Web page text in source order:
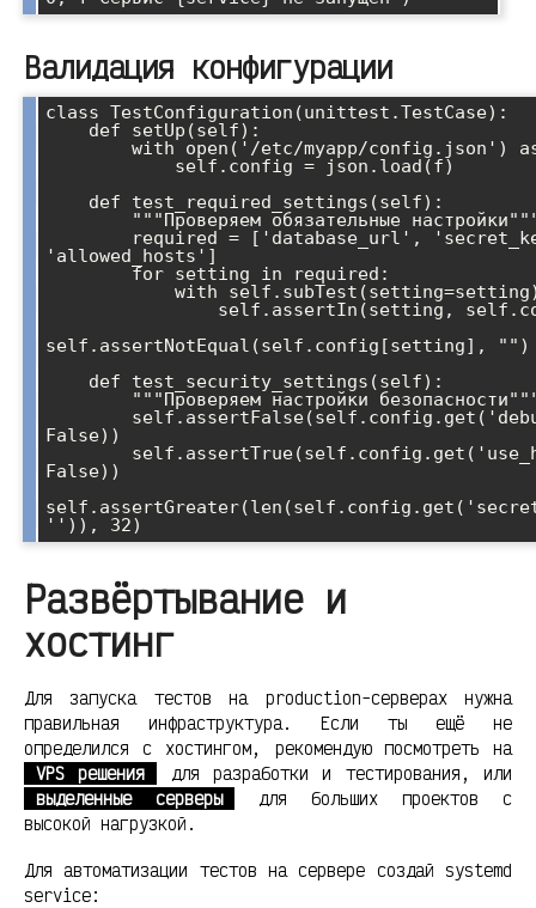
Валидация конфигурации
class TestConfiguration(unittest.TestCase):
'allowed_hosts']
self.assertNotEqual(self.config[setting], "")
False))
False))
Развёртывание и
хостинг
Для запуска тестов на production-серверах нужна
правильная инфраструктура. Если ты ещё не
определился с хостингом, рекомендую посмотреть на
VPS решения
для разработки и тестирования, или
выделенные серверы
для больших проектов с
высокой нагрузкой.
Для автоматизации тестов на сервере создай systemd
service: